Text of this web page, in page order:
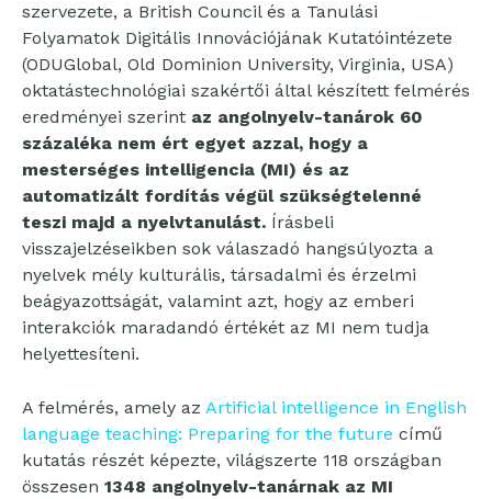
szervezete, a British Council és a Tanulási
Folyamatok Digitális Innovációjának Kutatóintézete
(ODUGlobal, Old Dominion University, Virginia, USA)
oktatástechnológiai szakértői által készített felmérés
eredményei szerint az angolnyelv-tanárok 60
százaléka nem ért egyet azzal, hogy a
mesterséges intelligencia (MI) és az
automatizált fordítás végül szükségtelenné
teszi majd a nyelvtanulást. Írásbeli
visszajelzéseikben sok válaszadó hangsúlyozta a
nyelvek mély kulturális, társadalmi és érzelmi
beágyazottságát, valamint azt, hogy az emberi
interakciók maradandó értékét az MI nem tudja
helyettesíteni.
A felmérés, amely az Artificial intelligence in English
language teaching: Preparing for the future című
kutatás részét képezte, világszerte 118 országban
összesen 1348 angolnyelv-tanárnak az MI